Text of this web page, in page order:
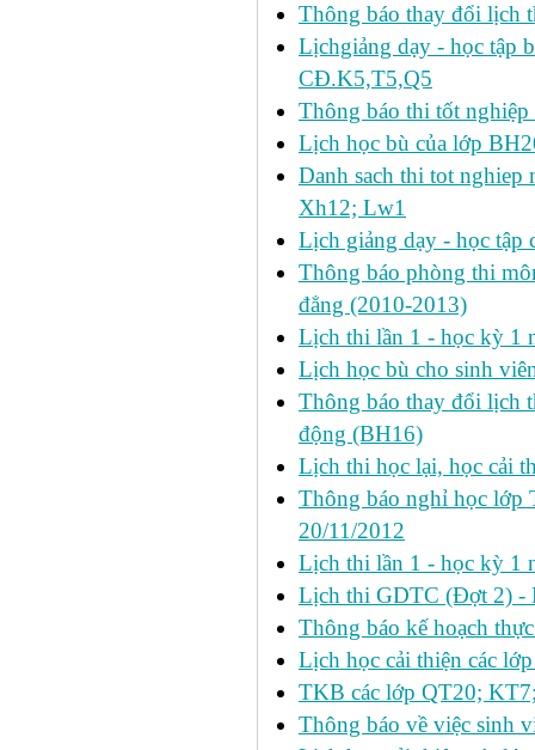
Thông báo thay đổi lịch
Lịchgiảng dạy - học tập
CĐ.K5,T5,Q5
Thông báo thi tốt nghiệp
Lịch học bù của lớp
Danh sach thi tot
Xh12; Lw1
Lịch giảng dạy - học tập
Thông báo phòng thi
đẳng (2010-2013)
Lịch thi lần 1 - học kỳ 1
Lịch học bù cho sinh
Thông báo thay đổi lịch
động (BH16)
Lịch thi học lại, học cải
Thông báo nghỉ học lớp
20/11/2012
Lịch thi lần 1 - học kỳ 1
Lịch thi GDTC (Đợt 2) -
Thông báo kế hoạch
Lịch học cải thiện các
TKB các lớp QT20;
Thông báo về việc sinh